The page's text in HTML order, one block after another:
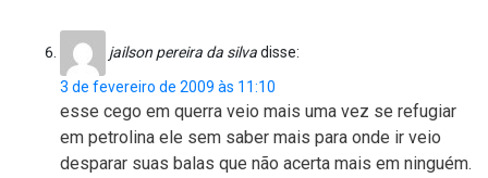
jailson pereira da silvadisse:
3 de fevereiro de 2009 às 11:10
esse cego em querra veio mais uma vez se refugiar
em petrolina ele sem saber mais para onde ir veio
desparar suas balas que não acerta mais em ninguém.